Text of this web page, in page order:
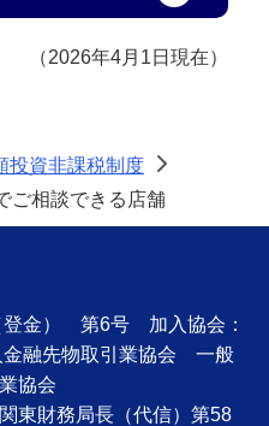
（2026年4月1日現在）
投資非課税制度
>
ご相談できる店舗
登金） 第6号 加入協会：
金融先物取引業協会 一般
協会
財務局長（代信）第58